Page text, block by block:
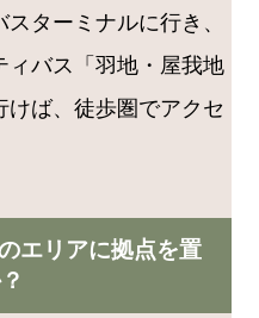
ターミナルに行き、
ィバス「羽地・屋我地
ば、徒歩圏でアクセ
エリアに拠点を置